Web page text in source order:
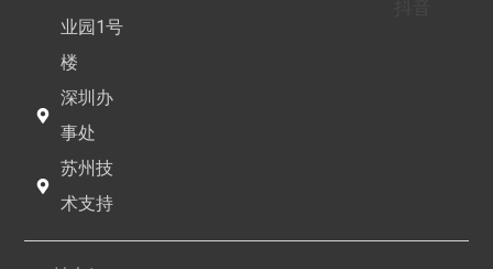
业园1号
楼
深圳办
事处
苏州技
术支持